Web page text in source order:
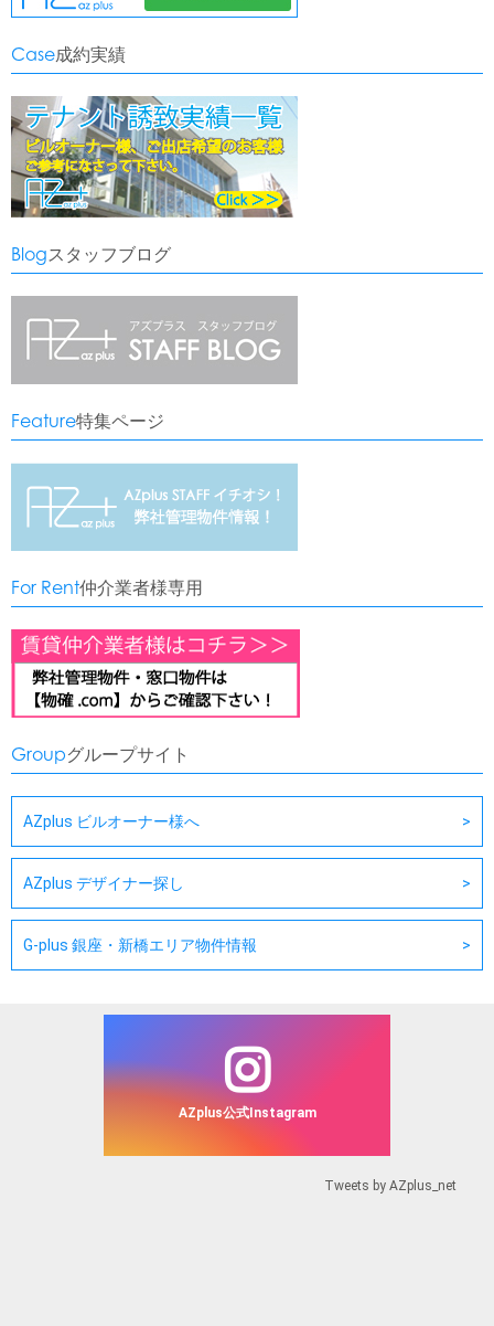
Case成約実績
Blogスタッフブログ
Feature特集ページ
For Rent仲介業者様専用
Groupグループサイト
AZplus ビルオーナー様へ
AZplus デザイナー探し
G-plus 銀座・新橋エリア物件情報
AZplus公式Instagram
Tweets by AZplus_net